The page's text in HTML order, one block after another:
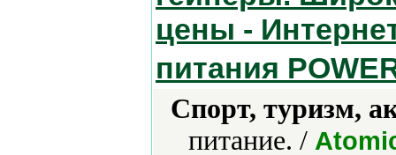
цены -
питания
Спорт, туризм,
питание. /